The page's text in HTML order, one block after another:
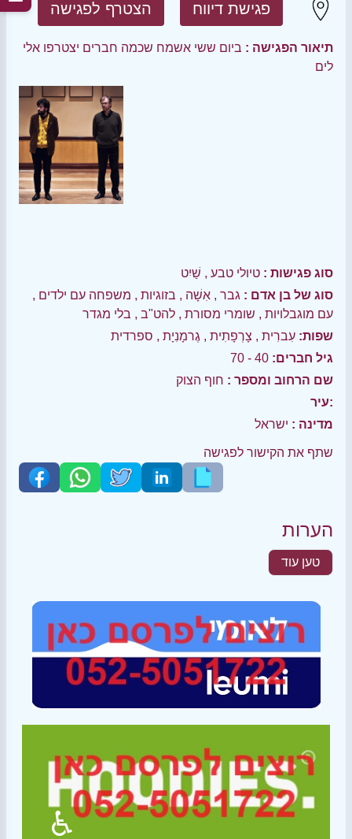
הצטרף לפגישה פגישת דיווח
תיאור הפגישה : ביום ששי אשמח שכמה חברים יצטרפו אלי
לים
סוג פגישות : טיולי טבע , שַׁיִט
סוג של בן אדם : גבר , אִשָׁה , בזוגיות , משפחה עם ילדים ,
עם מוגבלויות , שומרי מסורת , להט"ב , בלי מגדר
שפות: עִברִית , צָרְפָתִית , גֶרמָנִיָת , ספרדית
גיל חברים: 40 - 70
שם הרחוב ומספר : חוף הצוק
עיר:
מדינה : ישראל
שתף את הקישור לפגישה
הערות
טען עוד
♿